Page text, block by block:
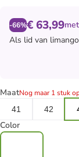
-66%€ 63,99met
Als lid van
MaatNog maar 1 stuk
41
42
Color